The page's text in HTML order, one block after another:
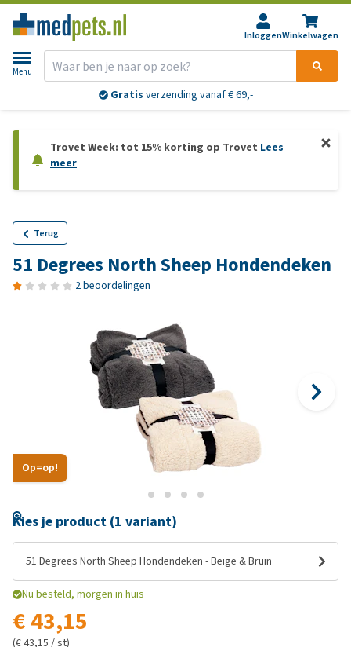
InloggenWinkelwagen
Menu
Gratis verzending vanaf € 69,-
Trovet Week: tot 15% korting op Trovet Lees
meer
Terug
51 Degrees North Sheep Hondendeken
2 beoordelingen
Op=op!
Kies je product (1 variant)
51 Degrees North Sheep Hondendeken - Beige & Bruin
Nu besteld, morgen in huis
€ 43,15
(€ 43,15 / st)